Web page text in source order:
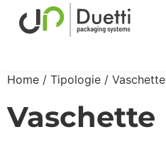
Home / Tipologie / Vaschette
Vaschette